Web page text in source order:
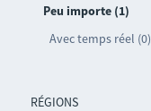
Peu importe (1)
Avec temps réel (0)
RÉGIONS